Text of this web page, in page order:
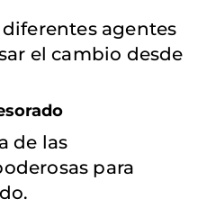
agentes
el cambio desde
de las
para